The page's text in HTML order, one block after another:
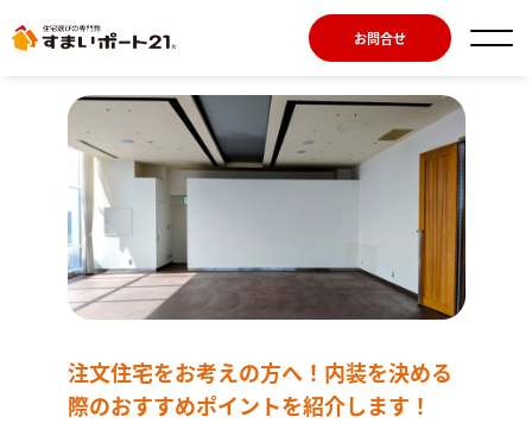
お問合せ
注文住宅をお考えの方へ！内装を決める
際のおすすめポイントを紹介します！